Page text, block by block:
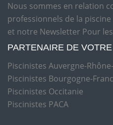
Nous sommes en relation
professionnels de la
et notre Newsletter Pour
PARTENAIRE DE
Piscinistes Auvergne-
Piscinistes Bourgogne-
Piscinistes Occitanie
Piscinistes PACA